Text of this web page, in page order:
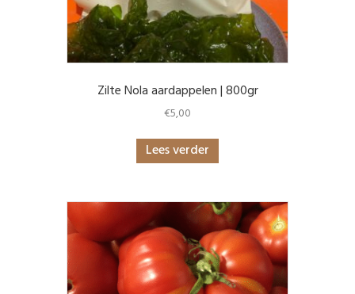
Zilte Nola aardappelen | 800gr
€5,00
Lees verder